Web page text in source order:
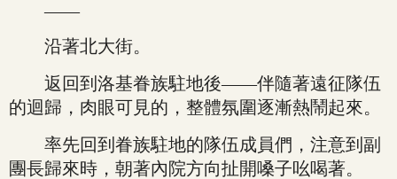
——
沿著北大街。
返回到洛基眷族駐地後——伴隨著遠征隊伍
的迴歸，肉眼可見的，整體氛圍逐漸熱鬧起來。
率先回到眷族駐地的隊伍成員們，注意到副
團長歸來時，朝著內院方向扯開嗓子吆喝著。